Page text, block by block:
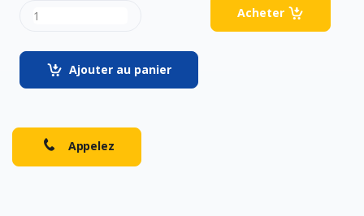
Ajouter au panier
Acheter
Appelez